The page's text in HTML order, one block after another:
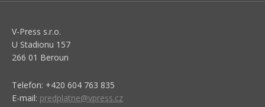
V-Press s.r.o.
U Stadionu 157
266 01 Beroun
Telefon: +420 604 763 835
E-mail: predplatne@vpress.cz